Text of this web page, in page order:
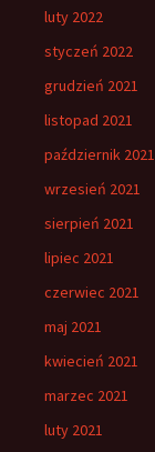
luty 2022
styczeń 2022
grudzień 2021
listopad 2021
październik 2021
wrzesień 2021
sierpień 2021
lipiec 2021
czerwiec 2021
maj 2021
kwiecień 2021
marzec 2021
luty 2021